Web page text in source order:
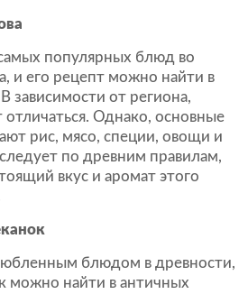
популярных блюд во
и его рецепт можно найти в
зависимости от региона,
Однако, основные
рис, мясо, специи, овощи и
по древним правилам,
вкус и аромат этого
блюдом в древности,
можно найти в античных